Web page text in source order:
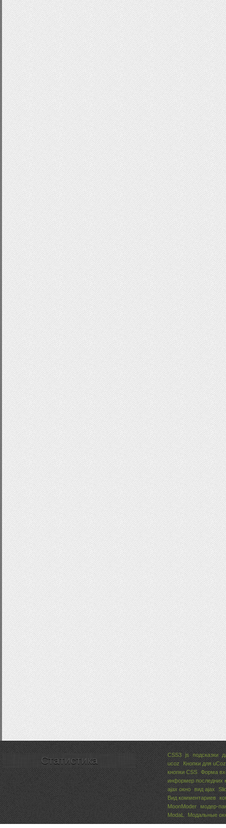
Статистика CSS3 js подсказки
ucoz
Кнопки для uCoz
кнопки CSS Форма
информер последних
ajax окно вид ajax
Вид комментариев
MoonModer модер-
ModaL
Модальные